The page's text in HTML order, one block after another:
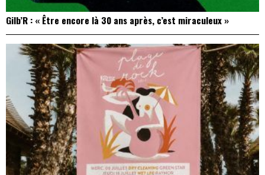
Gilb’R : « Être encore là 30 ans après, c’est miraculeux »